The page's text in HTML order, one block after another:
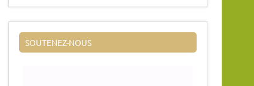
SOUTENEZ-NOUS